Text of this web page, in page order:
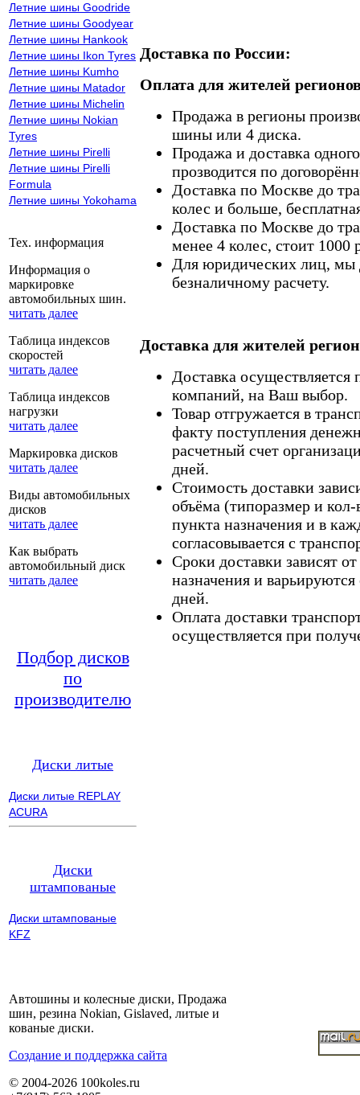
Летние шины Goodride
Летние шины Goodyear
Летние шины Hankook
Летние шины Ikon Tyres
Летние шины Kumho
Летние шины Matador
Летние шины Michelin
Летние шины Nokian
Tyres
Летние шины Pirelli
Летние шины Pirelli
Formula
Летние шины Yokohama
Тех. информация
Информация о
маркировке
автомобильных шин.
читать далее
Таблица индексов
скоростей
читать далее
Таблица индексов
нагрузки
читать далее
Маркировка дисков
читать далее
Виды автомобильных
дисков
читать далее
Как выбрать
автомобильный диск
читать далее
Подбор дисков
по
производителю
Диски литые
Диски литые REPLAY
ACURA
Диски
штампованые
Диски штампованые
KFZ
Доставка по России:
Оплата для жителей
Продажа в регионы
шины или 4 диска.
Продажа и доставка
прозводится по
Доставка по Москве до
колес и больше,
Доставка по Москве до
менее 4 колес, стоит 1000
Для юридических лиц, мы
безналичному расчету.
Доставка для жителей
Доставка
компаний, на Ваш выбор.
Товар отгружается в
факту поступления
расчетный счет
дней.
Стоимость доставки
объёма (типоразмер и кол-
пункта назначения и в
согласовывается с
Сроки доставки зависят
назначения и
дней.
Оплата доставки
осуществляется при
Автошины и колесные диски, Продажа
шин, резина Nokian, Gislaved, литые и
кованые диски.
Cоздание и поддержка сайта
© 2004-2026 100koles.ru